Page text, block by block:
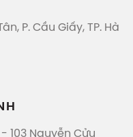
P. Cầu Giấy, TP. Hà
- 103 Nguyễn Cửu